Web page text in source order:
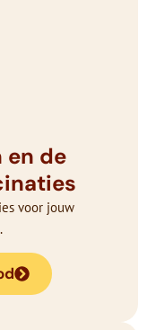
en de
voor jouw